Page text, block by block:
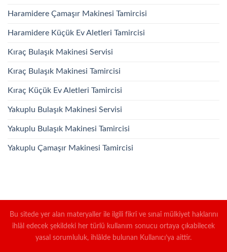
Haramidere Çamaşır Makinesi Tamircisi
Haramidere Küçük Ev Aletleri Tamircisi
Kıraç Bulaşık Makinesi Servisi
Kıraç Bulaşık Makinesi Tamircisi
Kıraç Küçük Ev Aletleri Tamircisi
Yakuplu Bulaşık Makinesi Servisi
Yakuplu Bulaşık Makinesi Tamircisi
Yakuplu Çamaşır Makinesi Tamircisi
Bu sitede yer alan materyaller ile ilgili fikrî ve sınaî mülkiyet haklarını
ihlâl edecek şekildeki her türlü kullanım sonucu ortaya çıkabilecek
yasal sorumluluk, ihlâlde bulunan Kullanıcı’ya aittir.